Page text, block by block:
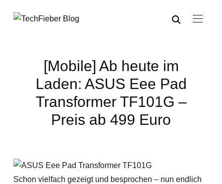
[Mobile] Ab heute im
Laden: ASUS Eee Pad
Transformer TF101G –
Preis ab 499 Euro
Schon vielfach gezeigt und besprochen – nun endlich